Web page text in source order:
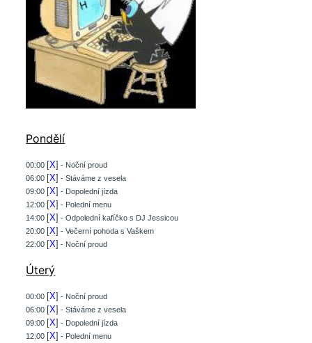
Pondělí
00:00 [X] - Noční proud
06:00 [X] - Stáváme z vesela
09:00 [X] - Dopolední jízda
12:00 [X] - Polední menu
14:00 [X] - Odpolední kafíčko s DJ Jessicou
20:00 [X] - Večerní pohoda s Vaškem
22:00 [X] - Noční proud
Úterý
00:00 [X] - Noční proud
06:00 [X] - Stáváme z vesela
09:00 [X] - Dopolední jízda
12:00 [X] - Polední menu